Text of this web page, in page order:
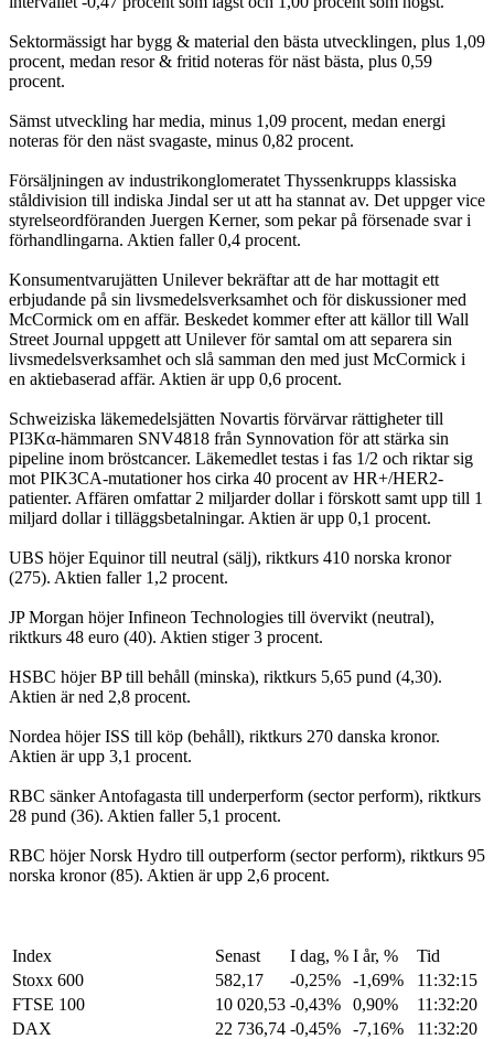
Sektormässigt har bygg & material den bästa utvecklingen, plus 1,09
procent, medan resor & fritid noteras för näst bästa, plus 0,59
procent.
Sämst utveckling har media, minus 1,09 procent, medan energi
noteras för den näst svagaste, minus 0,82 procent.
Försäljningen av industrikonglomeratet Thyssenkrupps klassiska
ståldivision till indiska Jindal ser ut att ha stannat av. Det uppger vice
styrelseordföranden Juergen Kerner, som pekar på försenade svar i
förhandlingarna. Aktien faller 0,4 procent.
Konsumentvarujätten Unilever bekräftar att de har mottagit ett
erbjudande på sin livsmedelsverksamhet och för diskussioner med
McCormick om en affär. Beskedet kommer efter att källor till Wall
Street Journal uppgett att Unilever för samtal om att separera sin
livsmedelsverksamhet och slå samman den med just McCormick i
en aktiebaserad affär. Aktien är upp 0,6 procent.
Schweiziska läkemedelsjätten Novartis förvärvar rättigheter till
PI3Kα-hämmaren SNV4818 från Synnovation för att stärka sin
pipeline inom bröstcancer. Läkemedlet testas i fas 1/2 och riktar sig
mot PIK3CA-mutationer hos cirka 40 procent av HR+/HER2-
patienter. Affären omfattar 2 miljarder dollar i förskott samt upp till 1
miljard dollar i tilläggsbetalningar. Aktien är upp 0,1 procent.
UBS höjer Equinor till neutral (sälj), riktkurs 410 norska kronor
(275). Aktien faller 1,2 procent.
JP Morgan höjer Infineon Technologies till övervikt (neutral),
riktkurs 48 euro (40). Aktien stiger 3 procent.
HSBC höjer BP till behåll (minska), riktkurs 5,65 pund (4,30).
Aktien är ned 2,8 procent.
Nordea höjer ISS till köp (behåll), riktkurs 270 danska kronor.
Aktien är upp 3,1 procent.
RBC sänker Antofagasta till underperform (sector perform), riktkurs
28 pund (36). Aktien faller 5,1 procent.
RBC höjer Norsk Hydro till outperform (sector perform), riktkurs 95
norska kronor (85). Aktien är upp 2,6 procent.
Index Senast I dag, % I år, %
Tid
Stoxx 600
582,17 -0,25% -1,69%
11:32:15
FTSE 100
10 020,53 -0,43% 0,90%
11:32:20
DAX
22 736,74 -0,45% -7,16%
11:32:20